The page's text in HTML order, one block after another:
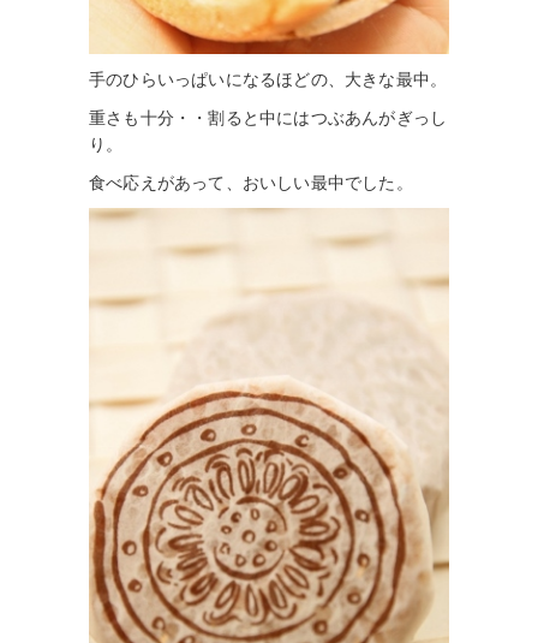
手のひらいっぱいになるほどの、大きな最中。
重さも十分・・割ると中にはつぶあんがぎっし
り。
食べ応えがあって、おいしい最中でした。